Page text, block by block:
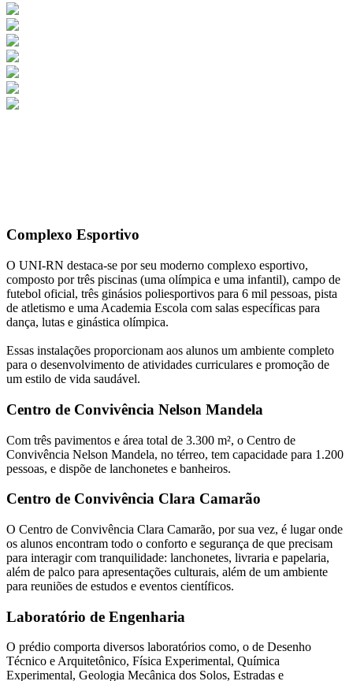
Complexo Esportivo
O UNI-RN destaca-se por seu moderno complexo esportivo,
composto por três piscinas (uma olímpica e uma infantil), campo de
futebol oficial, três ginásios poliesportivos para 6 mil pessoas, pista
de atletismo e uma Academia Escola com salas específicas para
dança, lutas e ginástica olímpica.
Essas instalações proporcionam aos alunos um ambiente completo
para o desenvolvimento de atividades curriculares e promoção de
um estilo de vida saudável.
Centro de Convivência Nelson Mandela
Com três pavimentos e área total de 3.300 m², o Centro de
Convivência Nelson Mandela, no térreo, tem capacidade para 1.200
pessoas, e dispõe de lanchonetes e banheiros.
Centro de Convivência Clara Camarão
O Centro de Convivência Clara Camarão, por sua vez, é lugar onde
os alunos encontram todo o conforto e segurança de que precisam
para interagir com tranquilidade: lanchonetes, livraria e papelaria,
além de palco para apresentações culturais, além de um ambiente
para reuniões de estudos e eventos científicos.
Laboratório de Engenharia
O prédio comporta diversos laboratórios como, o de Desenho
Técnico e Arquitetônico, Física Experimental, Química
Experimental, Geologia Mecânica dos Solos, Estradas e